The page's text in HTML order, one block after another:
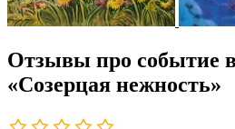
Отзывы про событие
«Созерцая нежность»